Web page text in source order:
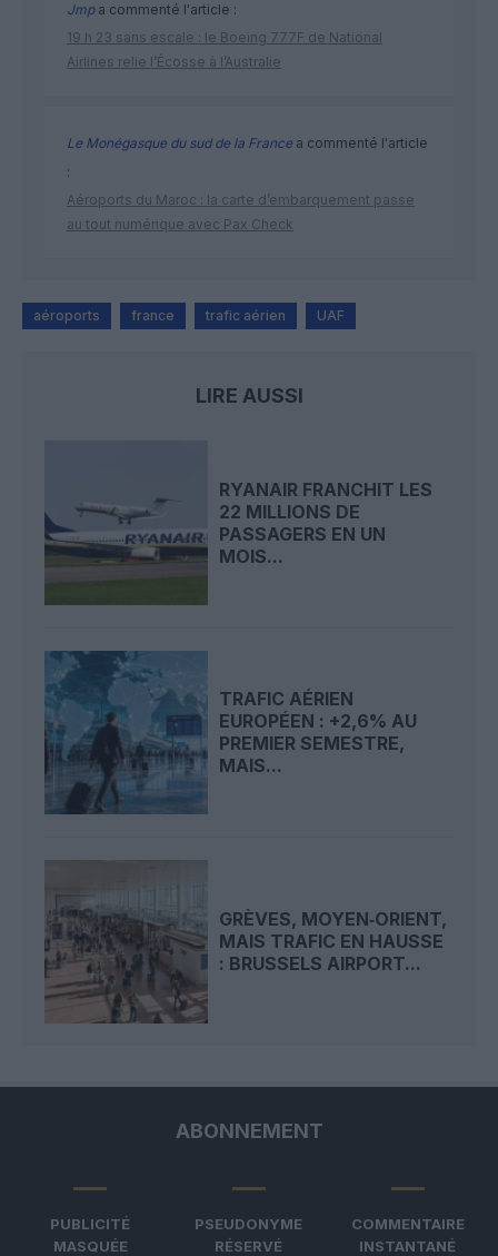
Jmpa commenté l'article :
19 h 23 sans escale : le Boeing 777F de National
Airlines relie l’Écosse à l’Australie
Le Monégasque du sud de la Francea commenté l'article
:
Aéroports du Maroc : la carte d’embarquement passe
au tout numérique avec Pax Check
aéroports france trafic aérien UAF
LIRE AUSSI
RYANAIR FRANCHIT LES
22 MILLIONS DE
PASSAGERS EN UN
MOIS...
TRAFIC AÉRIEN
EUROPÉEN : +2,6% AU
PREMIER SEMESTRE,
MAIS...
GRÈVES, MOYEN‑ORIENT,
MAIS TRAFIC EN HAUSSE
: BRUSSELS AIRPORT...
ABONNEMENT
PUBLICITÉ
MASQUÉE
PSEUDONYME
RÉSERVÉ
COMMENTAIRE
INSTANTANÉ